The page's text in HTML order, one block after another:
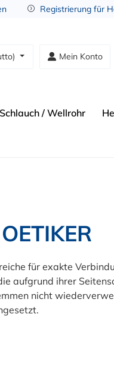
Registrierung für
Mein Konto
Schlauch / Wellrohr
für exakte
aufgrund ihrer
nicht